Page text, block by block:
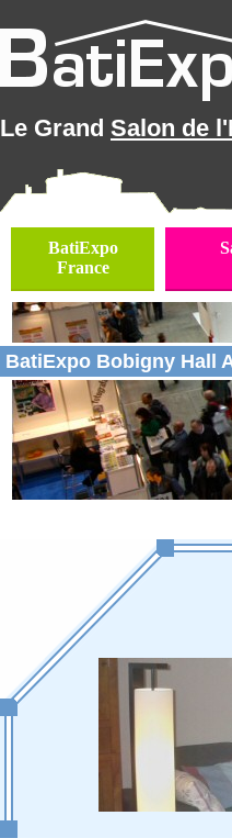
Le Grand Salon de
BatiExpo
France
BatiExpo Bobigny Hall